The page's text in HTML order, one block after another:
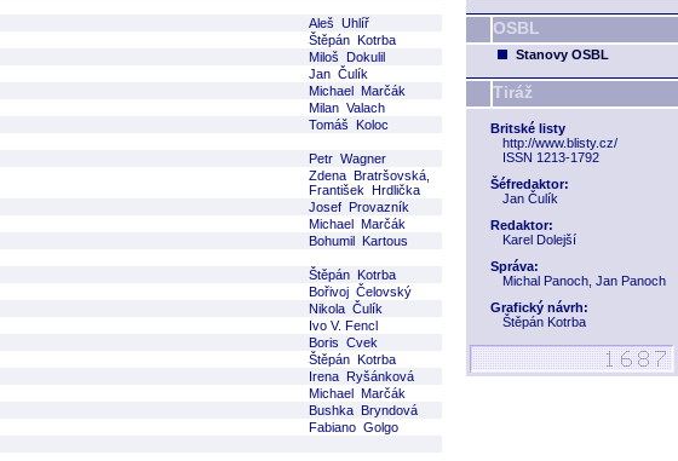
OSBL
Stanovy OSBL
Tiráž
Britské listy
http://www.blisty.cz/
ISSN 1213-1792
Šéfredaktor:
Jan Čulík
Redaktor:
Karel Dolejší
Správa:
Michal Panoch, Jan Panoch
Grafický návrh:
Štěpán Kotrba
Aleš Uhlíř
Štěpán Kotrba
Miloš Dokulil
Jan Čulík
Michael Marčák
Milan Valach
Tomáš Koloc
Petr Wagner
Zdena Bratršovská,
František Hrdlička
Josef Provazník
Michael Marčák
Bohumil Kartous
Štěpán Kotrba
Bořivoj Čelovský
Nikola Čulík
Ivo V. Fencl
Boris Cvek
Štěpán Kotrba
Irena Ryšánková
Michael Marčák
Bushka Bryndová
Fabiano Golgo